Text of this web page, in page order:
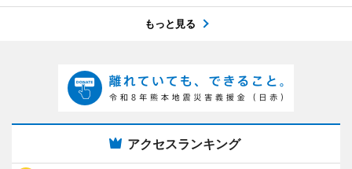
もっと見る
アクセスランキング